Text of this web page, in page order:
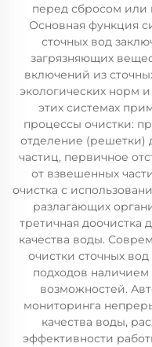
перед сбросом или
Основная функция
сточных вод
загрязняющих
включений из
экологических норм
этих системах
процессы очистки:
отделение (решетки)
частиц, первичное
от взвешенных
очистка с
разлагающих
третичная доочистка
качества воды.
очистки сточных
подходов наличием
возможностей.
мониторинга
качества воды,
эффективности